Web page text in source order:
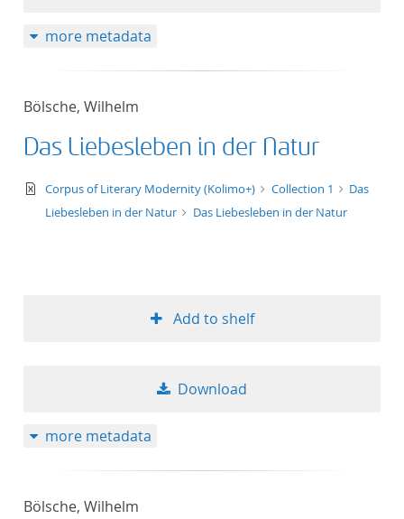
more metadata
Bölsche, Wilhelm
Das Liebesleben in der Natur
text/xml
Corpus of Literary Modernity (Kolimo+) Collection 1
Das
Liebesleben in der Natur
Das Liebesleben in der Natur
Add to shelf
Download
more metadata
Bölsche, Wilhelm